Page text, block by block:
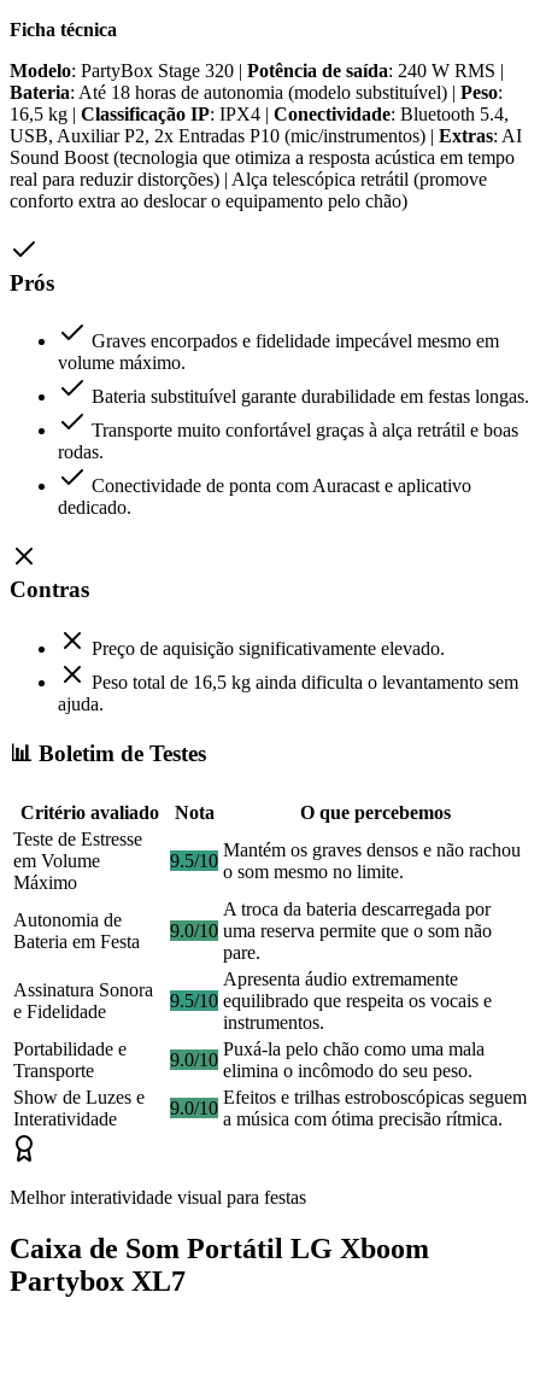
Ficha técnica
Modelo: PartyBox Stage 320 | Potência de saída: 240 W RMS |
Bateria: Até 18 horas de autonomia (modelo substituível) | Peso:
16,5 kg | Classificação IP: IPX4 | Conectividade: Bluetooth 5.4,
USB, Auxiliar P2, 2x Entradas P10 (mic/instrumentos) | Extras: AI
Sound Boost (tecnologia que otimiza a resposta acústica em tempo
real para reduzir distorções) | Alça telescópica retrátil (promove
conforto extra ao deslocar o equipamento pelo chão)
Prós
Graves encorpados e fidelidade impecável mesmo em
volume máximo.
Bateria substituível garante durabilidade em festas longas.
Transporte muito confortável graças à alça retrátil e boas
rodas.
Conectividade de ponta com Auracast e aplicativo
dedicado.
Contras
Preço de aquisição significativamente elevado.
Peso total de 16,5 kg ainda dificulta o levantamento sem
ajuda.
📊 Boletim de Testes
Critério avaliado Nota
O que percebemos
Teste de Estresse
em Volume
Máximo
9.5/10
Mantém os graves densos e não rachou
o som mesmo no limite.
Autonomia de
Bateria em Festa
9.0/10
A troca da bateria descarregada por
uma reserva permite que o som não
pare.
Assinatura Sonora
e Fidelidade
9.5/10
Apresenta áudio extremamente
equilibrado que respeita os vocais e
instrumentos.
Portabilidade e
Transporte
9.0/10
Puxá-la pelo chão como uma mala
elimina o incômodo do seu peso.
Show de Luzes e
Interatividade
9.0/10
Efeitos e trilhas estroboscópicas seguem
a música com ótima precisão rítmica.
Melhor interatividade visual para festas
Caixa de Som Portátil LG Xboom
Partybox XL7